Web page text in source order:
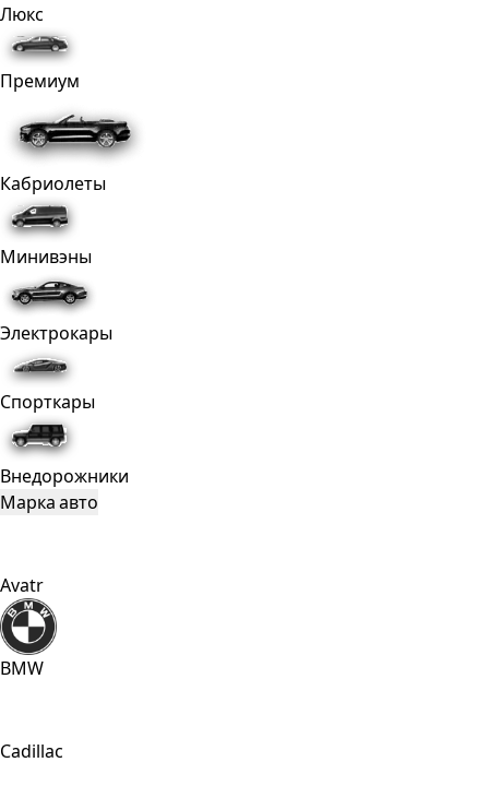
Люкс
Премиум
Кабриолеты
Минивэны
Электрокары
Спорткары
Внедорожники
Марка авто
Avatr
BMW
Cadillac